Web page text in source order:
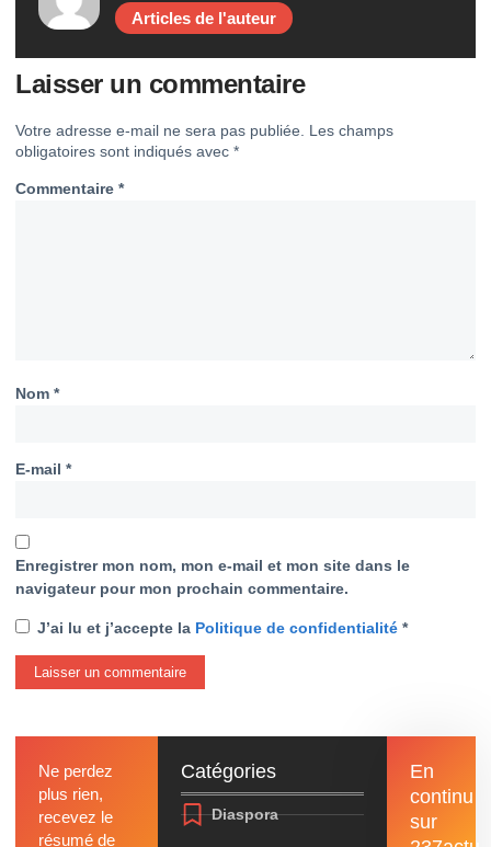
Articles de l'auteur
Laisser un commentaire
Votre adresse e-mail ne sera pas publiée.
Les champs
obligatoires sont indiqués avec *
Commentaire *
Nom *
E-mail *
Enregistrer mon nom, mon e-mail et mon site dans le
navigateur pour mon prochain commentaire.
J’ai lu et j’accepte la Politique de confidentialité *
Ne perdez
plus rien,
recevez le
résumé de
Catégories
Diaspora
En
continu
sur